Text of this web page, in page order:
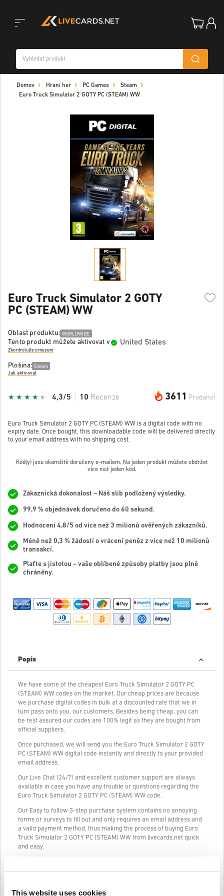
This website uses cookies
navigation
Domov Hraní her PC Games
Steam
Euro Truck Simulator 2 GOTY PC (STEAM) WW
Euro Truck Simulator 2 GOTY
PC (STEAM) WW
Oblast produktu: WORLDWIDE
Tento produkt můžete aktivovat v United States
Zkontrolujte omezení
Plošina: Steam
Jak aktivovat
3611 Prodáno!
4,3/5 10 Recenze
Euro Truck Simulator 2 GOTY PC (STEAM) WW is a digital code with no
expiry date. Once bought, this downloadable code will be delivered directly
to your email address with no shipping cost.
Kód(y) jsou okamžitě doručeny e-mailem. Na jeden produkt můžete obdržet
více než jeden kód.
Zákaznická dokonalost – Náš slib podložený výsledky.
99,9 % objednávek doručeno do 60 sekund.
Hodnocení 4,8/5 od více než 3 milionů ověřených zákazníků.
Méně než 0,3 % žádostí o vrácení peněz z více než 10 milionů
transakcí.
Plaťte s jistotou – vaše oblíbené způsoby platby jsou plně
chráněny.
Popis
We have some of the cheapest Euro Truck Simulator 2 GOTY PC
(STEAM) WW codes on the market. Our cheap prices are because
we purchase digital codes in bulk at a discounted rate that we in
turn pass onto you, our customers. Besides being cheap, you can
be rest assured our codes are 100% legit as they are bought from
official suppliers.
Once purchased, we will send you the Euro Truck Simulator 2 GOTY
PC (STEAM) WW digital code instantly and directly to your provided
email address.
Our Live Chat (24/7) and excellent customer support are always
available in case you have any trouble or questions regarding the
Euro Truck Simulator 2 GOTY PC (STEAM) WW code.
Our Easy to follow 3-step purchase system contains no annoying
forms or surveys to fill out and only requires an email address and
a valid payment method, thus making the process of buying Euro
Truck Simulator 2 GOTY PC (STEAM) WW from livecards.net quick
and easy.